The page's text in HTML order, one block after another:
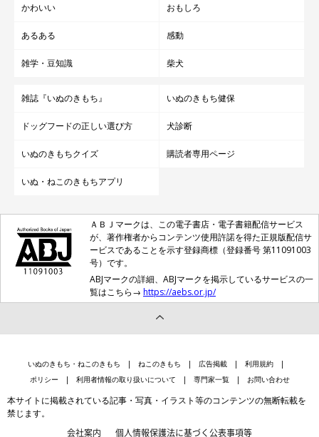
かわいい おもしろ
あるある 感動
雑学・豆知識 柴犬
雑誌『いぬのきもち』 いぬのきもち健保
ドッグフードの正しい選び方 犬診断
いぬのきもちクイズ 購読者専用ページ
いぬ・ねこのきもちアプリ
ＡＢＪマークは、この電子書店・電子書籍配信サービス
が、著作権者からコンテンツ使用許諾を得た正規版配信サ
ービスであることを示す登録商標（登録番号 第11091003
号）です。
ABJマークの詳細、ABJマークを掲示しているサービスの一
覧はこちら→ https://aebs.or.jp/
いぬのきもち・ねこのきもち ねこのきもち 広告掲載
利用規約
ポリシー
利用者情報の取り扱いについて 専門家一覧 お問い合わせ
本サイトに掲載されている記事・写真・イラスト等のコンテンツの無断転載を
禁じます。
会社案内 個人情報保護法に基づく公表事項等